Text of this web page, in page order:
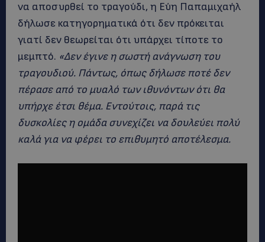
να αποσυρθεί το τραγούδι, η Εύη Παπαμιχαήλ
δήλωσε κατηγορηματικά ότι δεν πρόκειται
γιατί δεν θεωρείται ότι υπάρχει τίποτε το
μεμπτό. «Δεν έγινε η σωστή ανάγνωση του
τραγουδιού. Πάντως, όπως δήλωσε ποτέ δεν
πέρασε από το μυαλό των ιθυνόντων ότι θα
υπήρχε έτσι θέμα. Εντούτοις, παρά τις
δυσκολίες η ομάδα συνεχίζει να δουλεύει πολύ
καλά για να φέρει το επιθυμητό αποτέλεσμα.